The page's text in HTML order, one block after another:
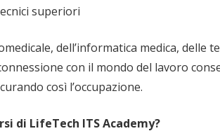
superiori
dell’informatica medica,
con il mondo del lavoro
così l’occupazione.
di LifeTech ITS Academy?